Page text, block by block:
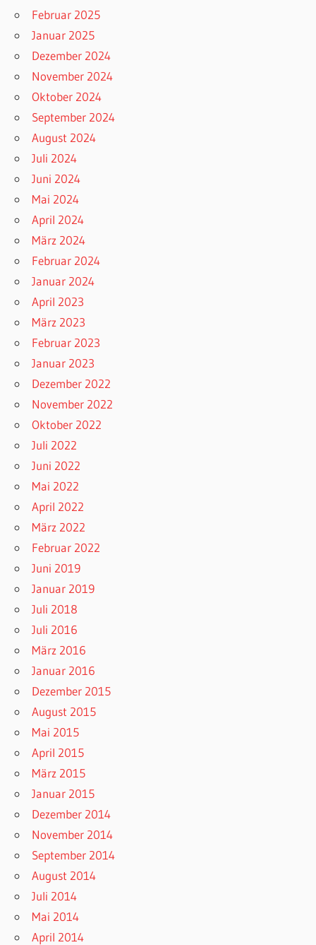
Februar 2025
Januar 2025
Dezember 2024
November 2024
Oktober 2024
September 2024
August 2024
Juli 2024
Juni 2024
Mai 2024
April 2024
März 2024
Februar 2024
Januar 2024
April 2023
März 2023
Februar 2023
Januar 2023
Dezember 2022
November 2022
Oktober 2022
Juli 2022
Juni 2022
Mai 2022
April 2022
März 2022
Februar 2022
Juni 2019
Januar 2019
Juli 2018
Juli 2016
März 2016
Januar 2016
Dezember 2015
August 2015
Mai 2015
April 2015
März 2015
Januar 2015
Dezember 2014
November 2014
September 2014
August 2014
Juli 2014
Mai 2014
April 2014